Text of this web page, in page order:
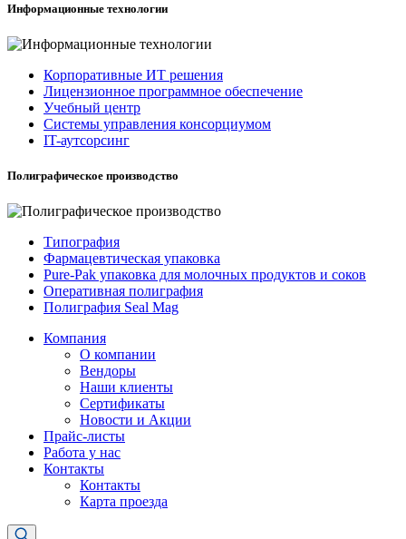
Информационные технологии
Корпоративные ИТ решения
Лицензионное программное обеспечение
Учебный центр
Системы управления консорциумом
IT-аутсорсинг
Полиграфическое производство
Типография
Фармацевтическая упаковка
Pure-Pak упаковка для молочных продуктов и соков
Оперативная полиграфия
Полиграфия Seal Mag
Компания
О компании
Вендоры
Наши клиенты
Сертификаты
Новости и Акции
Прайс-листы
Работа у нас
Контакты
Контакты
Карта проезда